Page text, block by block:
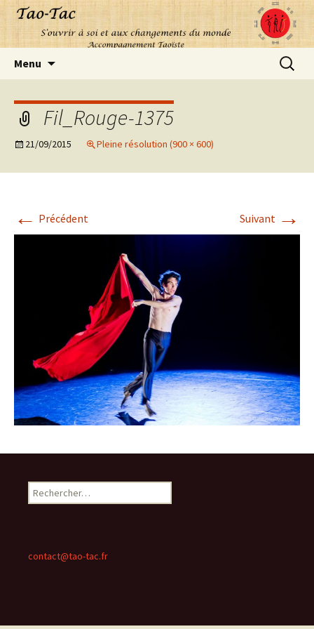
Menu
Fil_Rouge-1375
21/09/2015 Pleine résolution (900 × 600)
← Précédent Suivant →
Rechercher :
contact@tao-tac.fr